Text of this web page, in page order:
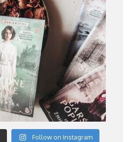
Follow on Instagram